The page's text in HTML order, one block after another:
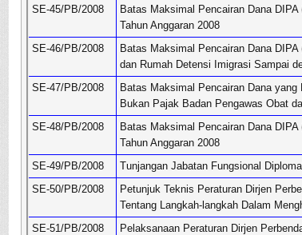
SE-45/PB/2008
Batas Maksimal Pencairan Dana DIPA
Tahun Anggaran 2008
SE-46/PB/2008
Batas Maksimal Pencairan Dana
dan Rumah Detensi Imigrasi Sampai
SE-47/PB/2008
Batas Maksimal Pencairan Dana
Bukan Pajak Badan Pengawas Obat
SE-48/PB/2008
Batas Maksimal Pencairan Dana
Tahun Anggaran 2008
SE-49/PB/2008
Tunjangan Jabatan Fungsional
SE-50/PB/2008
Petunjuk Teknis Peraturan Dirjen
Tentang Langkah-langkah Dalam
SE-51/PB/2008
Pelaksanaan Peraturan Dirjen